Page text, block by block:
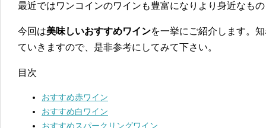
最近ではワンコインのワインも豊富になりより身近なも
今回は美味しいおすすめワインを一挙にご紹介します。
ていきますので、是非参考にしてみて下さい。
目次
おすすめ赤ワイン
おすすめ白ワイン
おすすめスパークリングワイン